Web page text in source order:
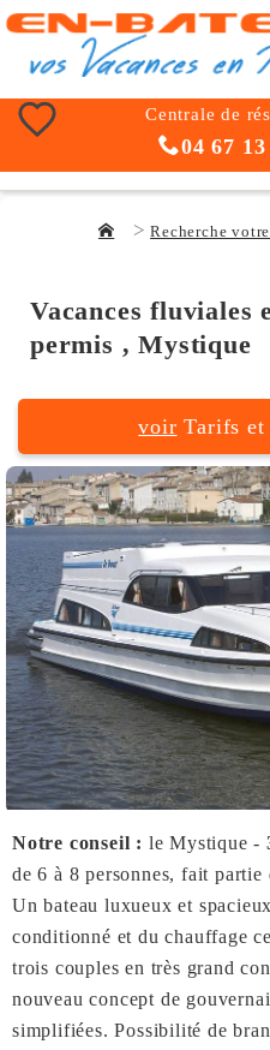
Centrale de
04 67
Recherche
Vacances fluviales
permis , Mystique
voir Tarifs
Notre conseil : le Mystique -
de 6 à 8 personnes, fait
Un bateau luxueux et
conditionné et du chauffage
trois couples en très grand
nouveau concept de
simplifiées. Possibilité de